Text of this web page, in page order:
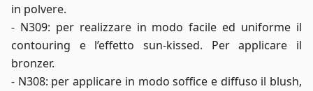
in polvere.
- N309: per realizzare in modo facile ed uniforme il
contouring e l’effetto sun-kissed. Per applicare il
bronzer.
- N308: per applicare in modo soffice e diffuso il blush,